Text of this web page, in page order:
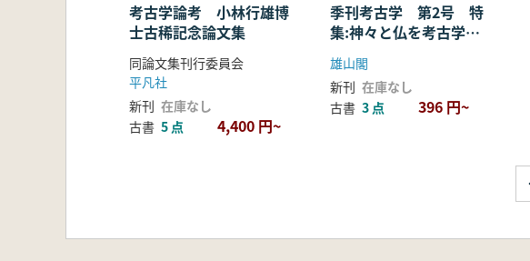
考古学論考 小林行雄博
士古稀記念論文集
同論文集刊行委員会
平凡社
新刊 在庫なし
古書 5 点 4,400 円~
季刊考古学 第2号 特
集:神々と仏を考古学す
る
雄山閣
新刊 在庫なし
古書 3 点 396 円~